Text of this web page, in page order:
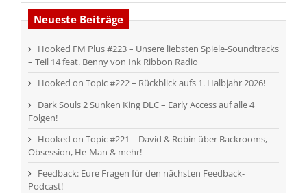
Neueste Beiträge
Hooked FM Plus #223 – Unsere liebsten Spiele-Soundtracks
– Teil 14 feat. Benny von Ink Ribbon Radio
Hooked on Topic #222 – Rückblick aufs 1. Halbjahr 2026!
Dark Souls 2 Sunken King DLC – Early Access auf alle 4
Folgen!
Hooked on Topic #221 – David & Robin über Backrooms,
Obsession, He-Man & mehr!
Feedback: Eure Fragen für den nächsten Feedback-
Podcast!